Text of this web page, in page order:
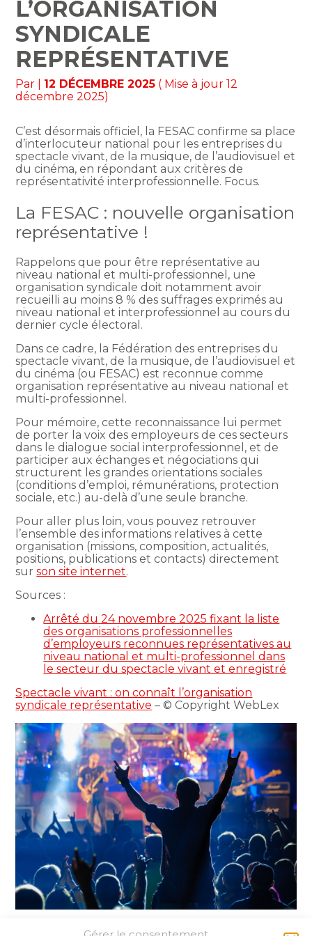
L’ORGANISATION
SYNDICALE
REPRÉSENTATIVE
Par 12 DÉCEMBRE 2025 ( Mise à jour 12
décembre 2025)
C’est désormais officiel, la FESAC confirme sa place
d’interlocuteur national pour les entreprises du
spectacle vivant, de la musique, de l’audiovisuel et
du cinéma, en répondant aux critères de
représentativité interprofessionnelle. Focus.
La FESAC : nouvelle organisation
représentative !
Rappelons que pour être représentative au
niveau national et multi-professionnel, une
organisation syndicale doit notamment avoir
recueilli au moins 8 % des suffrages exprimés au
niveau national et interprofessionnel au cours du
dernier cycle électoral.
Dans ce cadre, la Fédération des entreprises du
spectacle vivant, de la musique, de l’audiovisuel et
du cinéma (ou FESAC) est reconnue comme
organisation représentative au niveau national et
multi-professionnel.
Pour mémoire, cette reconnaissance lui permet
de porter la voix des employeurs de ces secteurs
dans le dialogue social interprofessionnel, et de
participer aux échanges et négociations qui
structurent les grandes orientations sociales
(conditions d’emploi, rémunérations, protection
sociale, etc.) au-delà d’une seule branche.
Pour aller plus loin, vous pouvez retrouver
l’ensemble des informations relatives à cette
organisation (missions, composition, actualités,
positions, publications et contacts) directement
surson site internet.
Sources :
Arrêté du 24 novembre 2025 fixant la liste
des organisations professionnelles
d’employeurs reconnues représentatives au
niveau national et multi-professionnel dans
le secteur du spectacle vivant et enregistré
Spectacle vivant : on connaît l’organisation
syndicale représentative – © Copyright WebLex